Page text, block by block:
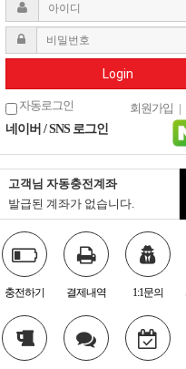
Login
자동로그인 회원가입 |
네이버 / SNS 로그인
고객님 자동충전계좌
발급된 계좌가 없습니다.
충전하기 결제내역 1:1문의